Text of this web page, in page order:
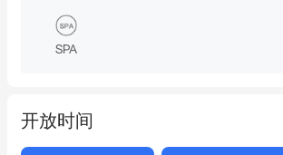
SPA
开放时间